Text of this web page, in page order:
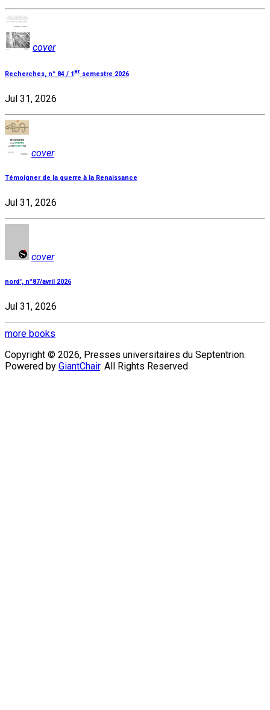
cover
Recherches, n° 84 / 1er semestre 2026
Jul 31, 2026
cover
Témoigner de la guerre à la Renaissance
Jul 31, 2026
cover
nord', n°87/avril 2026
Jul 31, 2026
more books
Copyright © 2026, Presses universitaires du Septentrion.
Powered by GiantChair. All Rights Reserved